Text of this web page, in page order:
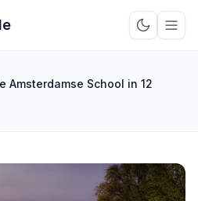
Schakel
Amsterdamse School in 12